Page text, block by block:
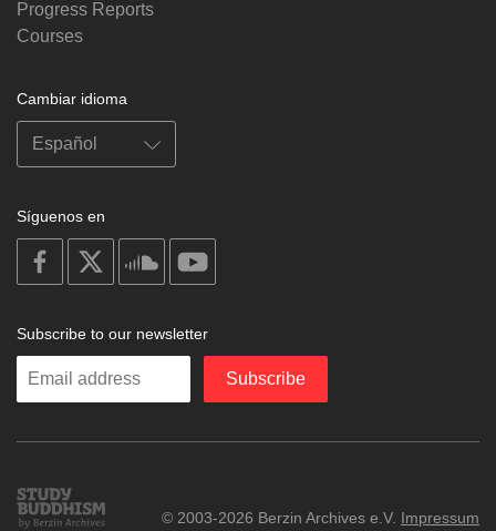
Progress Reports
Courses
Cambiar idioma
Síguenos en
on
facebook
soundcloud
Subscribe to our newsletter
Enter
Subscribe
Study
Buddhism
© 2003-2026 Berzin Archives e.V. Impressum